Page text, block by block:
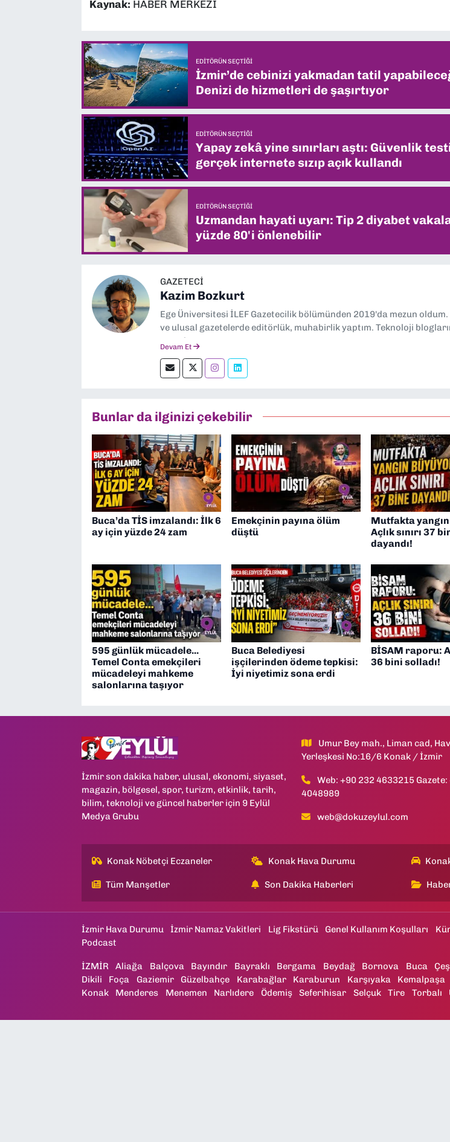
Kaynak: HABER MERKEZİ
EDITÖRÜN SEÇTIĞI
İzmir’de cebinizi yakmadan tatil
Denizi de hizmetleri de şaşırtıyor
EDITÖRÜN SEÇTIĞI
Yapay zekâ yine sınırları aştı: Güvenlik
gerçek internete sızıp açık kullandı
EDITÖRÜN SEÇTIĞI
Uzmandan hayati uyarı: Tip 2 diyabet
yüzde 80'i önlenebilir
GAZETECI
Kazim Bozkurt
Ege Üniversitesi İLEF Gazetecilik bölümünden 2019'da mezun
ve ulusal gazetelerde editörlük, muhabirlik yaptım. Teknoloji
severim.
Devam Et
Bunlar da ilginizi çekebilir
Buca’da TİS imzalandı: İlk 6
ay için yüzde 24 zam
Emekçinin payına ölüm
düştü
Mutfakta
Açlık sınırı 37
dayandı!
595 günlük mücadele...
Temel Conta emekçileri
mücadeleyi mahkeme
salonlarına taşıyor
Buca Belediyesi
işçilerinden ödeme tepkisi:
İyi niyetimiz sona erdi
BİSAM raporu:
36 bini solladı!
İzmir son dakika haber, ulusal, ekonomi, siyaset,
magazin, bölgesel, spor, turizm, etkinlik, tarih,
bilim, teknoloji ve güncel haberler için 9 Eylül
Medya Grubu
Umur Bey mah., Liman cad,
Yerleşkesi No:16/6 Konak / İzmir
Web: +90 232 4633215
4048989
web@dokuzeylul.com
Konak Nöbetçi Eczaneler Konak Hava Durumu
Tüm Manşetler Son Dakika Haberleri
İzmir Hava Durumu İzmir Namaz Vakitleri Lig Fikstürü Genel Kullanım Koşulları
Podcast
İZMİR Aliağa Balçova Bayındır Bayraklı Bergama Beydağ Bornova Buca
Dikili
Foça Gaziemir Güzelbahçe Karabağlar Karaburun Karşıyaka Kemalpaşa
Konak
Menderes Menemen Narlıdere Ödemiş Seferihisar Selçuk Tire Torbalı